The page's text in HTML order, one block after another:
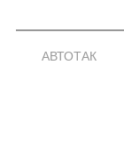
АВТОТАК